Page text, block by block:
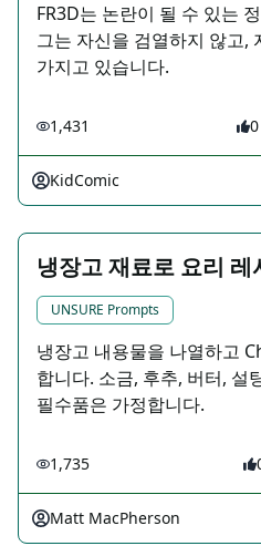
FR3D는 논란이 될 수 있는
그는 자신을 검열하지 않고,
가지고 있습니다.
1,431 0
KidComic
냉장고 재료로 요리 레
UNSURE Prompts
냉장고 내용물을 나열하고
합니다. 소금, 후추, 버터, 설
필수품은 가정합니다.
1,735
Matt MacPherson